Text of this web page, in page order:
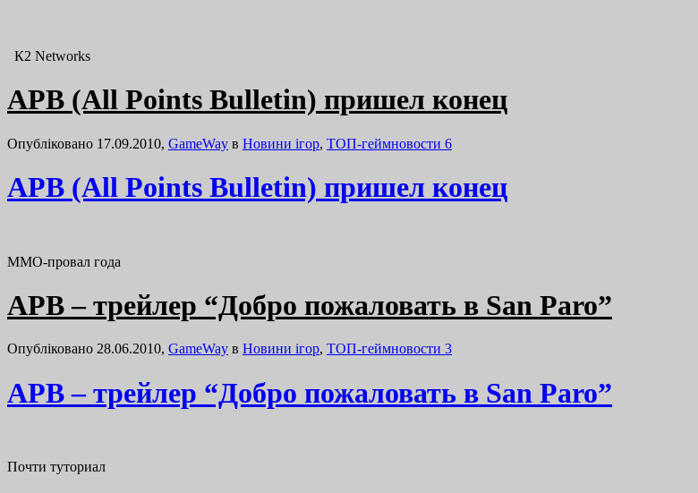
К2 Networks
APB (All Points Bulletin) пришел конец
Опубліковано 17.09.2010, GameWay в Новини ігор, ТОП-геймновости 6
APB (All Points Bulletin) пришел конец
ММО-провал года
APB – трейлер “Добро пожаловать в San Paro”
Опубліковано 28.06.2010, GameWay в Новини ігор, ТОП-геймновости 3
APB – трейлер “Добро пожаловать в San Paro”
Почти туториал